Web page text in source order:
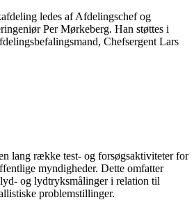
ledes af Afdelingschef og
Per Mørkeberg. Han støttes i
Chefsergent Lars
lang række test- og forsøgsaktiviteter for
myndigheder. Dette omfatter
og lydtryksmålinger i relation til
problemstillinger.